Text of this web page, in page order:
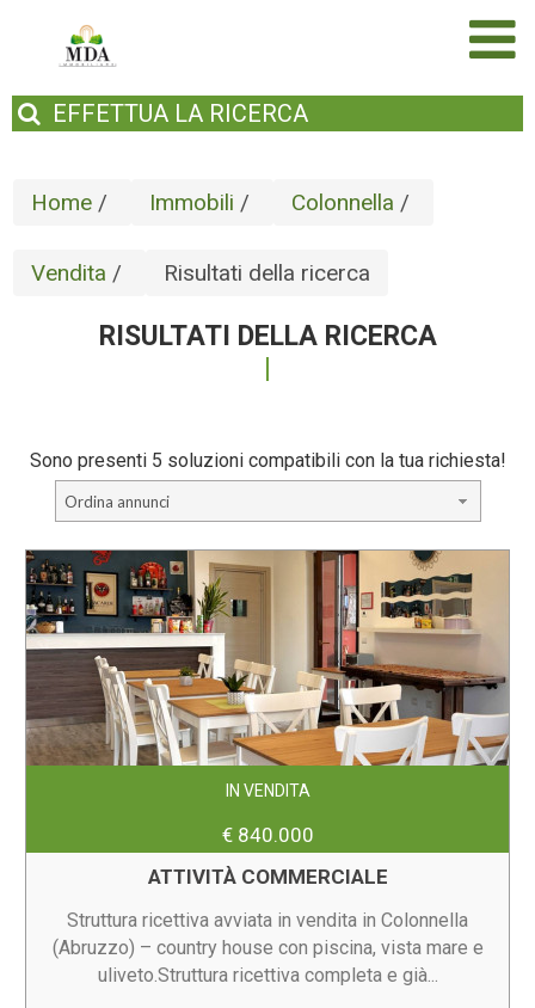
EFFETTUA LA RICERCA
Home / Immobili / Colonnella /
Vendita / Risultati della ricerca
RISULTATI DELLA RICERCA
Sono presenti 5 soluzioni compatibili con la tua richiesta!
Ordina annunci
IN VENDITA
€ 840.000
ATTIVITÀ COMMERCIALE
Struttura ricettiva avviata in vendita in Colonnella
(Abruzzo) – country house con piscina, vista mare e
uliveto.Struttura ricettiva completa e già...